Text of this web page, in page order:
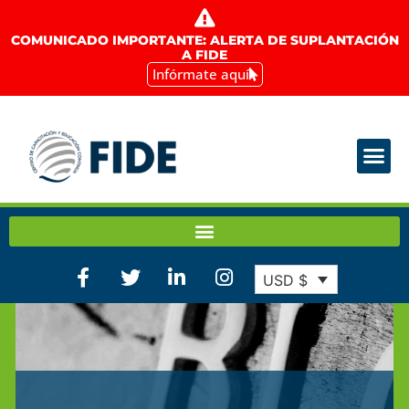
COMUNICADO IMPORTANTE: ALERTA DE SUPLANTACIÓN
A FIDE
Infórmate aquí
USD $